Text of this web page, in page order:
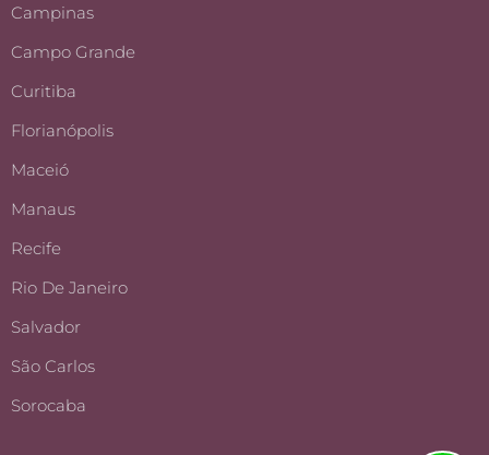
Campinas
Campo Grande
Curitiba
Florianópolis
Maceió
Manaus
Recife
Rio De Janeiro
Salvador
São Carlos
Sorocaba